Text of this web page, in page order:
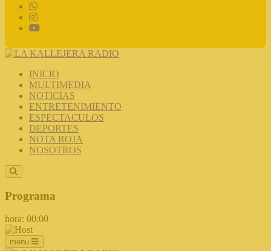
INICIO
MULTIMEDIA
NOTICIAS
ENTRETENIMIENTO
ESPECTACULOS
DEPORTES
NOTA ROJA
NOSOTROS
Programa
hora: 00:00
menu